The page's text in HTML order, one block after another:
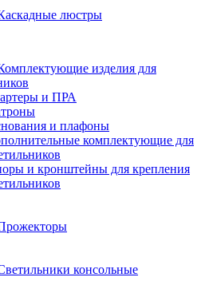
люстры
изделия для
и ПРА
и плафоны
комплектующие для
и кронштейны для крепления
консольные